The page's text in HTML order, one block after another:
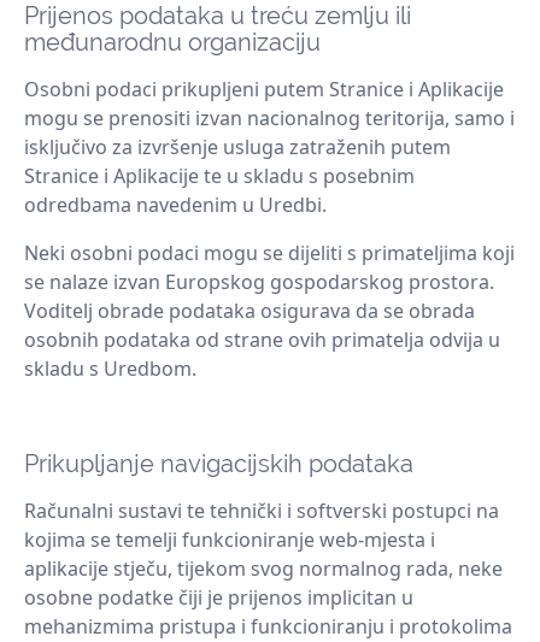
Prijenos podataka u treću zemlju ili
međunarodnu organizaciju
Osobni podaci prikupljeni putem Stranice i Aplikacije
mogu se prenositi izvan nacionalnog teritorija, samo i
isključivo za izvršenje usluga zatraženih putem
Stranice i Aplikacije te u skladu s posebnim
odredbama navedenim u Uredbi.
Neki osobni podaci mogu se dijeliti s primateljima koji
se nalaze izvan Europskog gospodarskog prostora.
Voditelj obrade podataka osigurava da se obrada
osobnih podataka od strane ovih primatelja odvija u
skladu s Uredbom.
Prikupljanje navigacijskih podataka
Računalni sustavi te tehnički i softverski postupci na
kojima se temelji funkcioniranje web-mjesta i
aplikacije stječu, tijekom svog normalnog rada, neke
osobne podatke čiji je prijenos implicitan u
mehanizmima pristupa i funkcioniranju i protokolima